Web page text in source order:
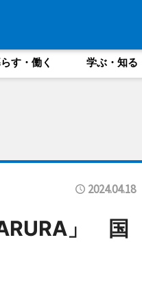
す・働く 学ぶ・知る
2024.04.18
」 国